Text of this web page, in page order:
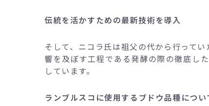
伝統を活かすための最新技術を導入
そして、ニコラ氏は祖父の代から行って
響を及ぼす工程である発酵の際の徹底し
しています。
ランブルスコに使用するブドウ品種につい